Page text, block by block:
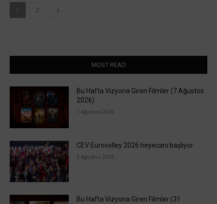
1 2
MOST READ
Bu Hafta Vizyona Giren Filmler (7 Ağustos
2026)
7 Ağustos 2026
CEV Eurovolley 2026 heyecanı başlıyor
3 Ağustos 2026
Bu Hafta Vizyona Giren Filmler (31